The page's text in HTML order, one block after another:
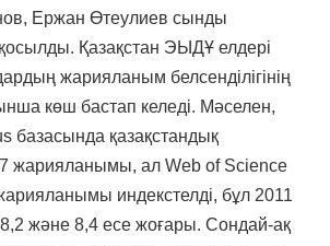
Ержан Өтеулиев сынды
Қазақстан ЭЫДҰ елдері
жарияланым белсенділігінің
көш бастап келеді. Мәселен,
базасында қазақстандық
жарияланымы, ал Web of Science
индекстелді, бұл 2011
және 8,4 есе жоғары. Сондай-ақ